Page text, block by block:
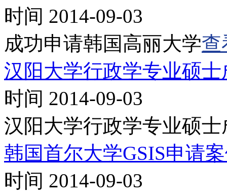
时间 2014-09-03
成功申请韩国高丽大学查
汉阳大学行政学专业硕
时间 2014-09-03
汉阳大学行政学专业硕
韩国首尔大学GSIS申请
时间 2014-09-03